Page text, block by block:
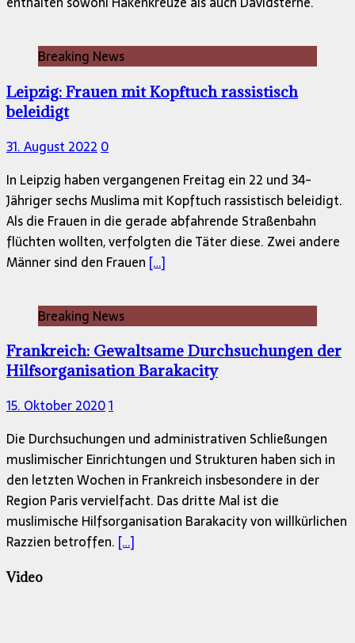
Breaking News
Leipzig: Frauen mit Kopftuch rassistisch
beleidigt
31. August 2022 0
In Leipzig haben vergangenen Freitag ein 22 und 34-
Jähriger sechs Muslima mit Kopftuch rassistisch beleidigt.
Als die Frauen in die gerade abfahrende Straßenbahn
flüchten wollten, verfolgten die Täter diese. Zwei andere
Männer sind den Frauen […]
Breaking News
Frankreich: Gewaltsame Durchsuchungen der
Hilfsorganisation Barakacity
15. Oktober 20201
Die Durchsuchungen und administrativen Schließungen
muslimischer Einrichtungen und Strukturen haben sich in
den letzten Wochen in Frankreich insbesondere in der
Region Paris vervielfacht. Das dritte Mal ist die
muslimische Hilfsorganisation Barakacity von willkürlichen
Razzien betroffen. […]
Video